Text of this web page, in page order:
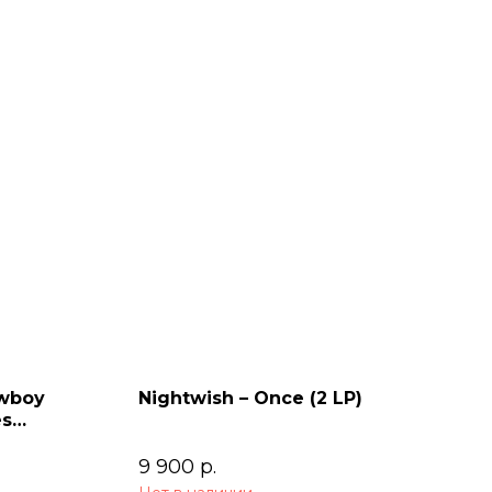
Nightwish – Once (2 LP)
9 900 р.